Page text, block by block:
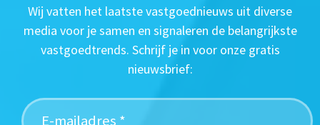
Wij vatten het laatste vastgoednieuws uit diverse
media voor je samen en signaleren de belangrijkste
vastgoedtrends. Schrijf je in voor onze gratis
nieuwsbrief: